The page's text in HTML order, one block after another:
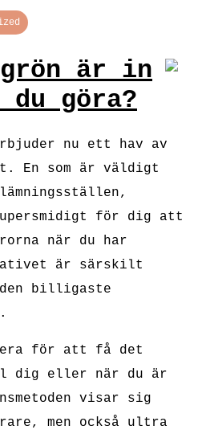
är in
du göra?
nu ett hav av
En som är väldigt
för dig att
när du har
är särskilt
billigaste
för att få det
dig eller när du är
visar sig
men också ultra